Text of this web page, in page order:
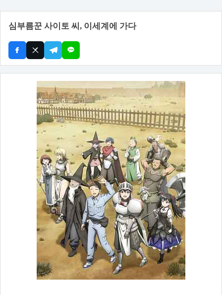
심부름꾼 사이토 씨, 이세계에 가다